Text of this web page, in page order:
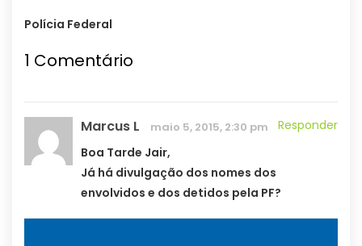
Polícia Federal
1 Comentário
Marcus L maio 5, 2015, 2:30 pm
Responder
Boa Tarde Jair,
Já há divulgação dos nomes dos
envolvidos e dos detidos pela PF?